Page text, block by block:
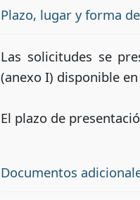
Plazo, lugar y forma
Las solicitudes se
(anexo I) disponible
El plazo de
Documentos